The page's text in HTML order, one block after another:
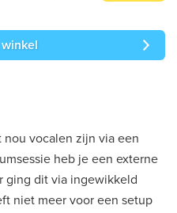
winkel
vocalen zijn via een
heb je een externe
ging dit via ingewikkeld
niet meer voor een setup